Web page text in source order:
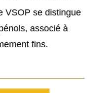
VSOP se distingue
associé à
fins.